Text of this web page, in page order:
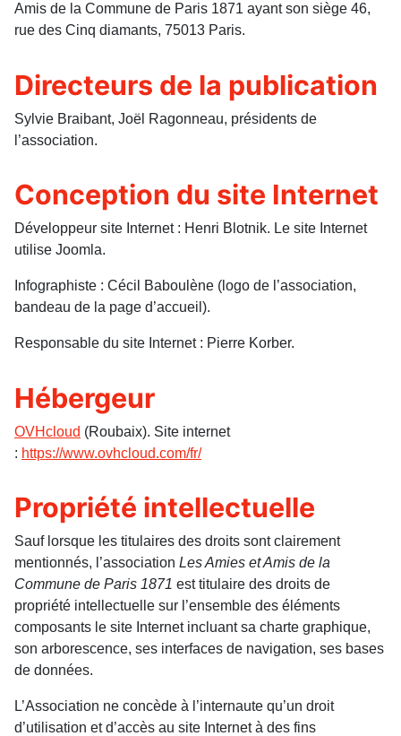
Amis de la Commune de Paris 1871 ayant son siège 46,
rue des Cinq diamants, 75013 Paris.
Directeurs de la publication
Sylvie Braibant, Joël Ragonneau, présidents de
l’association.
Conception du site Internet
Développeur site Internet : Henri Blotnik. Le site Internet
utilise Joomla.
Infographiste : Cécil Baboulène (logo de l’association,
bandeau de la page d’accueil).
Responsable du site Internet : Pierre Korber.
Hébergeur
OVHcloud (Roubaix). Site internet
: https://www.ovhcloud.com/fr/
Propriété intellectuelle
Sauf lorsque les titulaires des droits sont clairement
mentionnés, l’association Les Amies et Amis de la
Commune de Paris 1871 est titulaire des droits de
propriété intellectuelle sur l’ensemble des éléments
composants le site Internet incluant sa charte graphique,
son arborescence, ses interfaces de navigation, ses bases
de données.
L’Association ne concède à l’internaute qu’un droit
d’utilisation et d’accès au site Internet à des fins